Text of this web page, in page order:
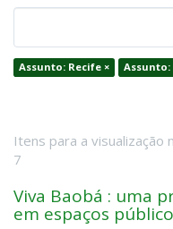
Assunto: Recife × Assunto:
Itens para a
7
Viva Baobá : uma
em espaços